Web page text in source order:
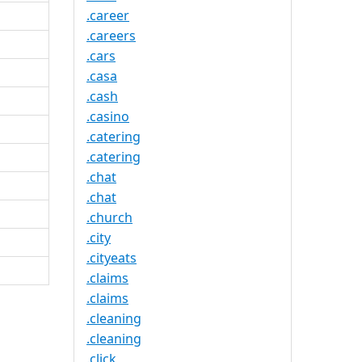
.career
.careers
.cars
.casa
.cash
.casino
.catering
.catering
.chat
.chat
.church
.city
.cityeats
.claims
.claims
.cleaning
.cleaning